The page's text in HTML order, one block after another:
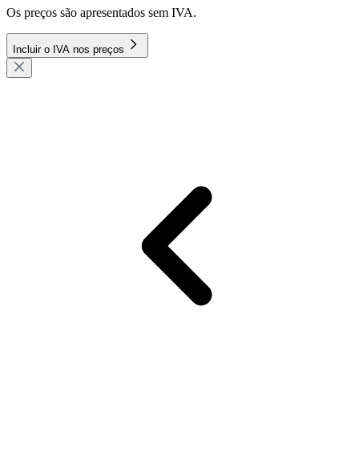
Os preços são apresentados sem IVA.
Incluir o IVA nos preços